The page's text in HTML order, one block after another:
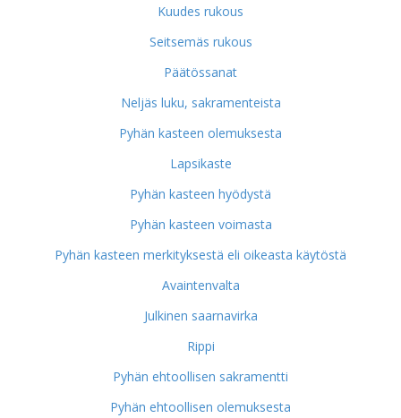
Kuudes rukous
Seitsemäs rukous
Päätössanat
Neljäs luku, sakramenteista
Pyhän kasteen olemuksesta
Lapsikaste
Pyhän kasteen hyödystä
Pyhän kasteen voimasta
Pyhän kasteen merkityksestä eli oikeasta käytöstä
Avaintenvalta
Julkinen saarnavirka
Rippi
Pyhän ehtoollisen sakramentti
Pyhän ehtoollisen olemuksesta